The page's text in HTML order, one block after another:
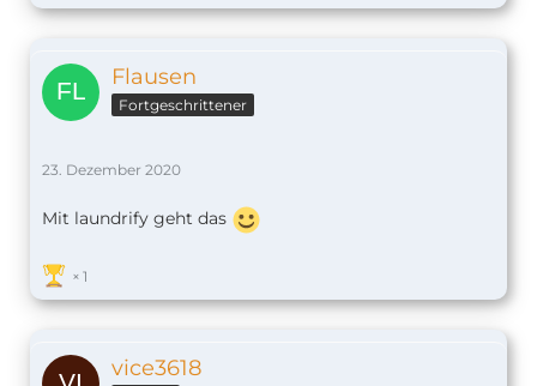
Flausen
Fortgeschrittener
23. Dezember 2020
Mit laundrify geht das
1
vice3618